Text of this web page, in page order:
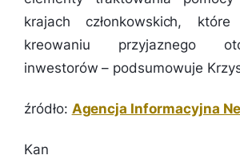
krajach członkowskich,
kreowaniu przyjaznego
inwestorów– podsumowuje
źródło: Agencja Informacyjna
Kan